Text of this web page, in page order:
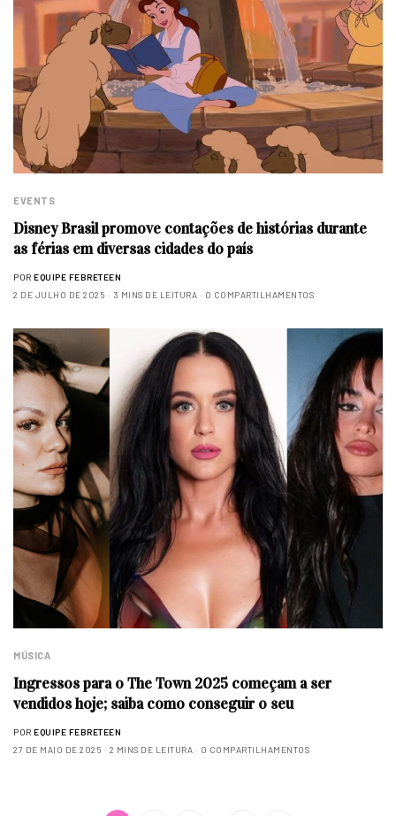
EVENTS
Disney Brasil promove contações de histórias durante
as férias em diversas cidades do país
POR EQUIPE FEBRETEEN
2 DE JULHO DE 2025
3 MINS DE LEITURA 0 COMPARTILHAMENTOS
MÚSICA
Ingressos para o The Town 2025 começam a ser
vendidos hoje; saiba como conseguir o seu
POR EQUIPE FEBRETEEN
27 DE MAIO DE 2025
2 MINS DE LEITURA 0 COMPARTILHAMENTOS